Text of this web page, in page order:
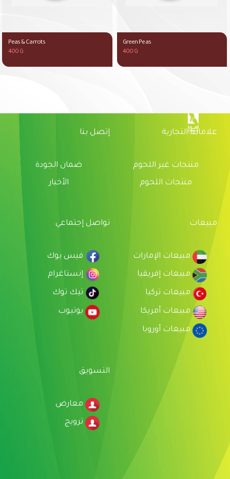
Peas & Carrots
400 G
Green Peas
400 G
إتصل بنا
ضمان الجودة
الأخبار
علاماتنا التجارية
منتجات غير اللحوم
منتجات اللحوم
تواصل إجتماعي
فيس بوك
إنستاغرام
تيك توك
يوتيوب
مبيعات
مبيعات الإمارات
مبيعات إفريقيا
مبيعات تركيا
مبيعات أمريكا
مبيعات أوروبا
التسويق
معارض
ترويج